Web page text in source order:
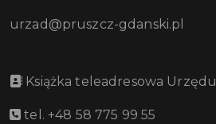
urzad@pruszcz-gdanski.pl
Książka teleadresowa Urzędu
tel. +48 58 775 99 55